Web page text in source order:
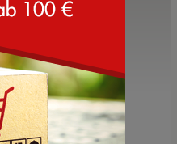
Boot